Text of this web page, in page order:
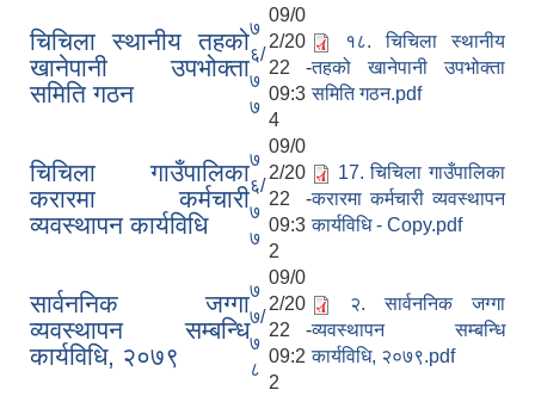
चिचिला स्थानीय तहको
खानेपानी उपभोक्ता
समिति गठन
७
६/
७
७
09/0
2/20
22 -
09:3
4
१८. चिचिला स्थानीय
तहको खानेपानी उपभोक्ता
समिति गठन.pdf
चिचिला गाउँपालिका
करारमा कर्मचारी
व्यवस्थापन कार्यविधि
७
६/
७
७
09/0
2/20
22 -
09:3
2
17. चिचिला गाउँपालिका
करारमा कर्मचारी व्यवस्थापन
कार्यविधि - Copy.pdf
सार्वननिक जग्गा
व्यवस्थापन सम्बन्धि
कार्यविधि, २०७९
७
७/
७
८
09/0
2/20
22 -
09:2
2
२. सार्वननिक जग्गा
व्यवस्थापन सम्बन्धि
कार्यविधि, २०७९.pdf